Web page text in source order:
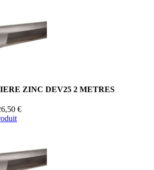
ZINC DEV25 2 METRES
€